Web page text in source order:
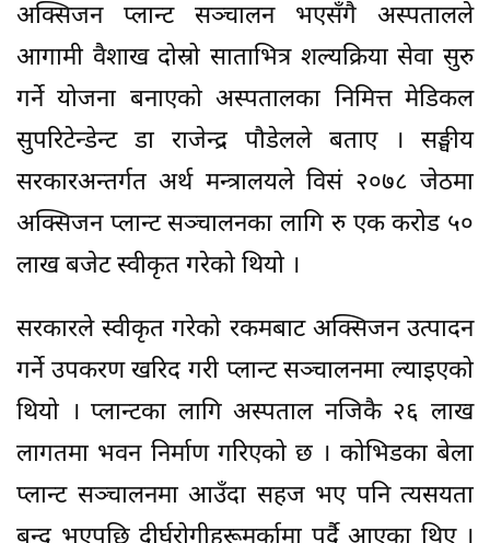
अक्सिजन प्लान्ट सञ्चालन भएसँगै अस्पतालले
आगामी वैशाख दोस्रो साताभित्र शल्यक्रिया सेवा सुरु
गर्ने योजना बनाएको अस्पतालका निमित्त मेडिकल
सुपरिटेन्डेन्ट डा राजेन्द्र पौडेलले बताए । सङ्घीय
सरकारअन्तर्गत अर्थ मन्त्रालयले विसं २०७८ जेठमा
अक्सिजन प्लान्ट सञ्चालनका लागि रु एक करोड ५०
लाख बजेट स्वीकृत गरेको थियो ।
सरकारले स्वीकृत गरेको रकमबाट अक्सिजन उत्पादन
गर्ने उपकरण खरिद गरी प्लान्ट सञ्चालनमा ल्याइएको
थियो । प्लान्टका लागि अस्पताल नजिकै २६ लाख
लागतमा भवन निर्माण गरिएको छ । कोभिडका बेला
प्लान्ट सञ्चालनमा आउँदा सहज भए पनि त्यसयता